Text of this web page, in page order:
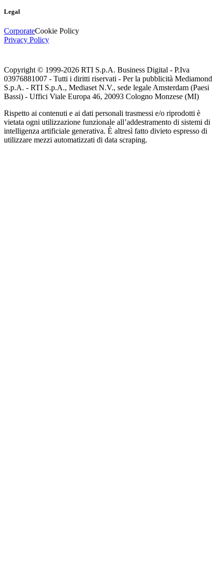
Legal
CorporateCookie Policy
Privacy Policy
Copyright © 1999-2026 RTI S.p.A. Business Digital - P.Iva
03976881007 - Tutti i diritti riservati - Per la pubblicità Mediamond
S.p.A. - RTI S.p.A., Mediaset N.V., sede legale Amsterdam (Paesi
Bassi) - Uffici Viale Europa 46, 20093 Cologno Monzese (MI)
Rispetto ai contenuti e ai dati personali trasmessi e/o riprodotti è
vietata ogni utilizzazione funzionale all’addestramento di sistemi di
intelligenza artificiale generativa. È altresì fatto divieto espresso di
utilizzare mezzi automatizzati di data scraping.